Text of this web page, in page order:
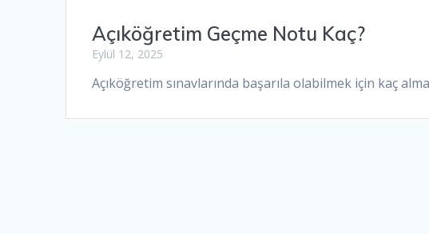
Açıköğretim Geçme Notu Kaç?
Eylül 12, 2025
Açıköğretim sınavlarında başarıla olabilmek için kaç